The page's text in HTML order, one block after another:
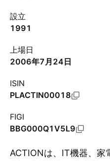
設立
1991
上場日
2006年7月24日
ISIN
PLACTIN00018
FIGI
BBG000Q1V5L9
ACTIONは、IT機器、家